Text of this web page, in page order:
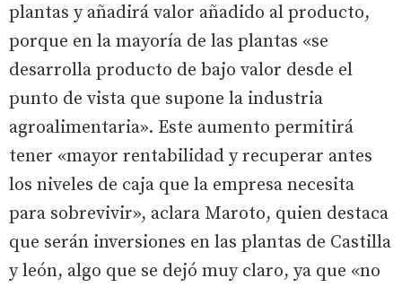
plantas y añadirá valor añadido al producto,
porque en la mayoría de las plantas «se
desarrolla producto de bajo valor desde el
punto de vista que supone la industria
agroalimentaria». Este aumento permitirá
tener «mayor rentabilidad y recuperar antes
los niveles de caja que la empresa necesita
para sobrevivir», aclara Maroto, quien destaca
que serán inversiones en las plantas de Castilla
y león, algo que se dejó muy claro, ya que «no